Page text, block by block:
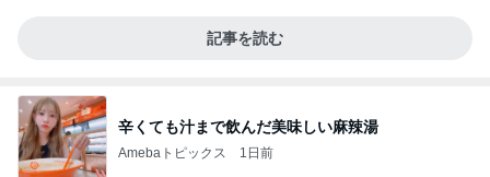
記事を読む
辛くても汁まで飲んだ美味しい麻辣湯
Amebaトピックス 1日前